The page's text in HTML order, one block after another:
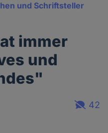
und Schriftsteller
immer
und
42